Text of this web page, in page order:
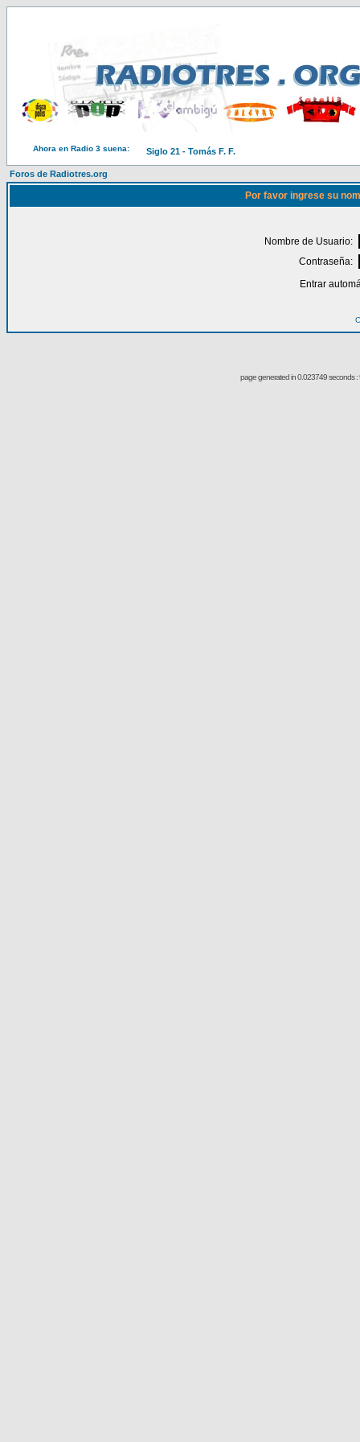
Ahora en Radio 3 suena: Siglo 21 - Tomás F. F.
Foros de Radiotres.org
Por favor ingrese su
Nombre de Usuario:
Contraseña:
Entrar
page generated in 0.023749 seconds :